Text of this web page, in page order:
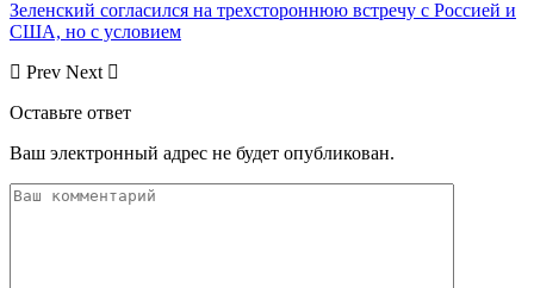
Зеленский согласился на трехстороннюю встречу с Россией и
США, но с условием
Prev Next
Оставьте ответ
Ваш электронный адрес не будет опубликован.